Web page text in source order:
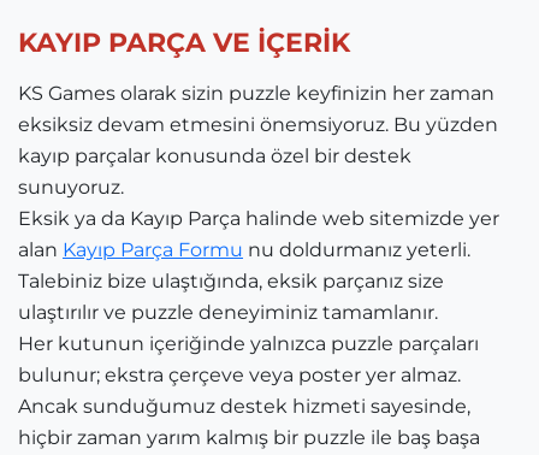
KAYIP PARÇA VE İÇERİK
KS Games olarak sizin puzzle keyfinizin her zaman
eksiksiz devam etmesini önemsiyoruz. Bu yüzden
kayıp parçalar konusunda özel bir destek
sunuyoruz.
Eksik ya da Kayıp Parça halinde web sitemizde yer
alan Kayıp Parça Formu nu doldurmanız yeterli.
Talebiniz bize ulaştığında, eksik parçanız size
ulaştırılır ve puzzle deneyiminiz tamamlanır.
Her kutunun içeriğinde yalnızca puzzle parçaları
bulunur; ekstra çerçeve veya poster yer almaz.
Ancak sunduğumuz destek hizmeti sayesinde,
hiçbir zaman yarım kalmış bir puzzle ile baş başa